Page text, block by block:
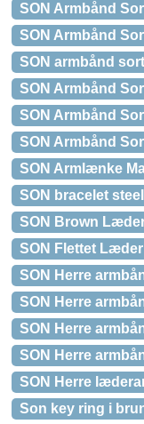
SON Armbånd
SON Armbånd
SON armbånd
SON Armbånd
SON Armbånd
SON Armbånd
SON Armlænke
SON bracelet
SON Brown
SON Flettet
SON Herre
SON Herre
SON Herre
SON Herre
SON Herre
Son key ring i